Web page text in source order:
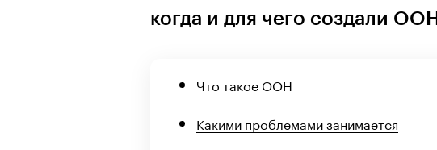
когда и для чего создали ООН
Что такое ООН
Какими проблемами занимается